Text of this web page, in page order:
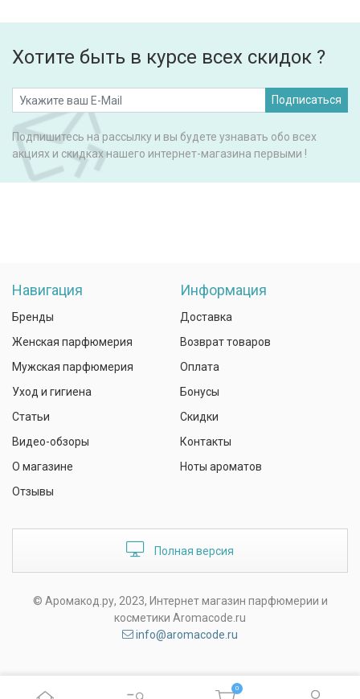
Хотите быть в курсе всех скидок ?
Подписаться
Подпишитесь на рассылку и вы будете узнавать обо всех
акциях и скидках нашего интернет-магазина первыми !
Навигация
Бренды
Женская парфюмерия
Мужская парфюмерия
Уход и гигиена
Статьи
Видео-обзоры
О магазине
Отзывы
Информация
Доставка
Возврат товаров
Оплата
Бонусы
Скидки
Контакты
Ноты ароматов
Полная версия
© Аромакод.ру, 2023, Интернет магазин парфюмерии и
косметики Aromacode.ru
info@aromacode.ru
0